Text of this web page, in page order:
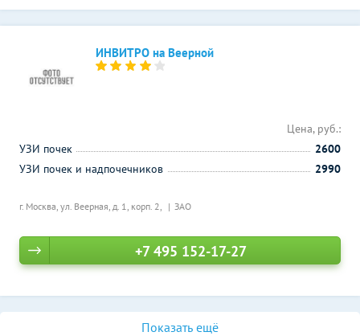
ИНВИТРО на Веерной
г. Москва, ул. Веерная, д. 1, корп. 2, ЗАО
Цена, руб.:
УЗИ почек
2600
УЗИ почек и надпочечников
2990
+7 495 152-17-27
Показать ещё